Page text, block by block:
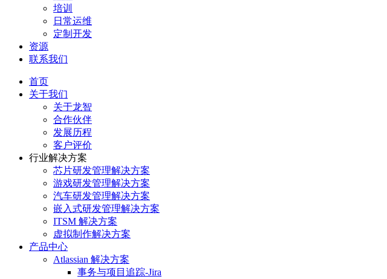
培训
日常运维
定制开发
资源
联系我们
首页
关于我们
关于龙智
合作伙伴
发展历程
客户评价
行业解决方案
芯片研发管理解决方案
游戏研发管理解决方案
汽车研发管理解决方案
嵌入式研发管理解决方案
ITSM 解决方案
虚拟制作解决方案
产品中心
Atlassian 解决方案
事务与项目追踪-Jira